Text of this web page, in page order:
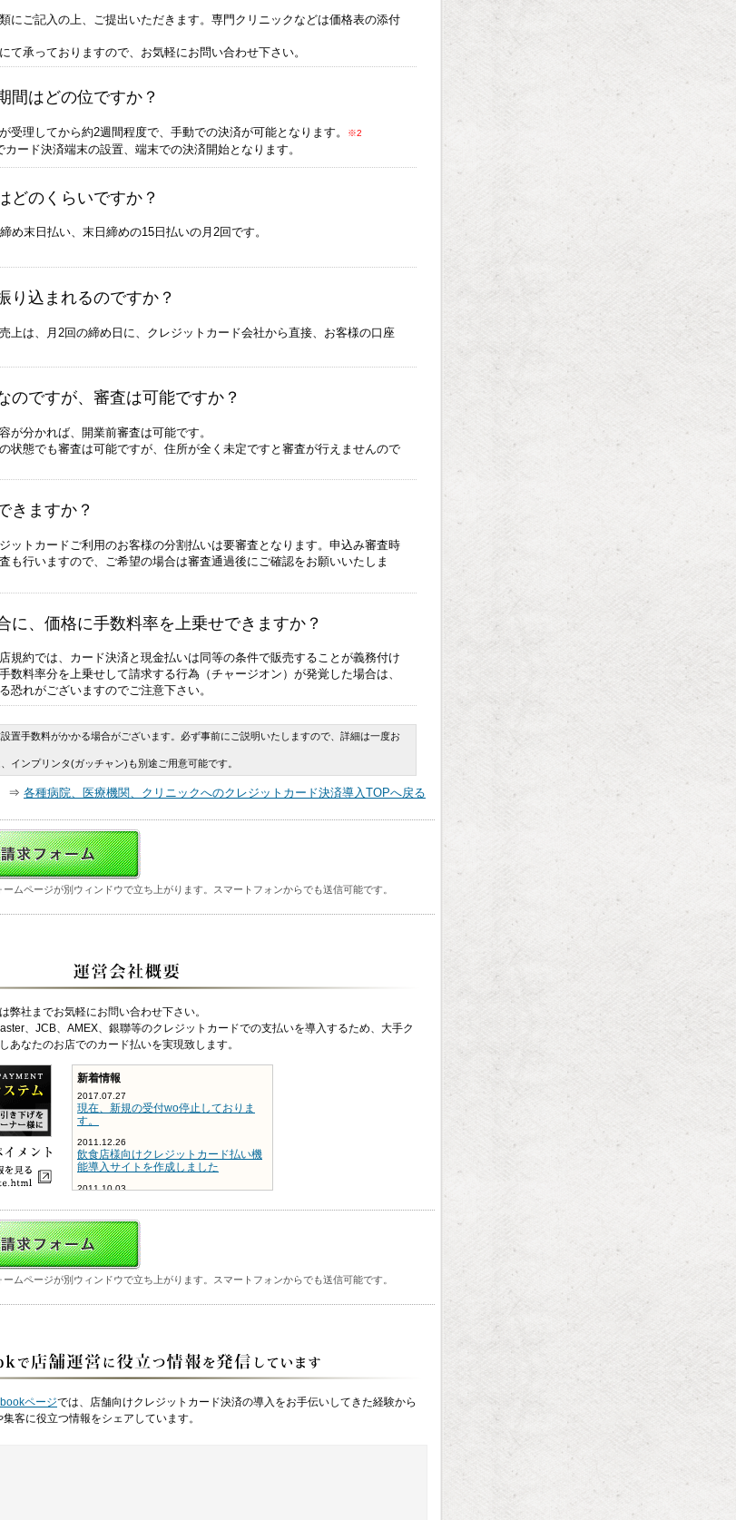
にご記入の上、ご提出いただきます。専門クリニックなどは価格表の添付
て承っておりますので、お気軽にお問い合わせ下さい。
間はどの位ですか？
受理してから約2週間程度で、手動での決済が可能となります。 ※2
ード決済端末の設置、端末での決済開始となります。
どのくらいですか？
め末日払い、末日締めの15日払いの月2回です。
り込まれるのですか？
上は、月2回の締め日に、クレジットカード会社から直接、お客様の口座
のですが、審査は可能ですか？
が分かれば、開業前審査は可能です。
状態でも審査は可能ですが、住所が全く未定ですと審査が行えませんので
きますか？
ットカードご利用のお客様の分割払いは要審査となります。申込み審査時
も行いますので、ご希望の場合は審査通過後にご確認をお願いいたしま
に、価格に手数料率を上乗せできますか？
規約では、カード決済と現金払いは同等の条件で販売することが義務付け
数料率分を上乗せして請求する行為（チャージオン）が発覚した場合は、
恐れがございますのでご注意下さい。
置手数料がかかる場合がございます。必ず事前にご説明いたしますので、詳細は一度お
インプリンタ(ガッチャン)も別途ご用意可能です。
⇒ 各種病院、医療機関、クリニックへのクレジットカード決済導入TOPへ戻る
ムページが別ウィンドウで立ち上がります。スマートフォンからでも送信可能です。
弊社までお気軽にお問い合わせ下さい。
、JCB、AMEX、銀聯等のクレジットカードでの支払いを導入するため、大手ク
あなたのお店でのカード払いを実現致します。
新着情報
2017.07.27
現在、新規の受付wo停止しておりま
す。
2011.12.26
飲食店様向けクレジットカード払い機
能導入サイトを作成しました
2011.10.03
イトを作成いたしました
2010.06.01
ネイルサロン検索サイト「ラブネイ
ル」をリリースしました
2010.04.20
2008.12.11
クレジットカード発行会社様、消費者
2008.12.08
年末年始休暇のお知らせ
ムページが別ウィンドウで立ち上がります。スマートフォンからでも送信可能です。
ページでは、店舗向けクレジットカード決済の導入をお手伝いしてきた経験から
客に役立つ情報をシェアしています。